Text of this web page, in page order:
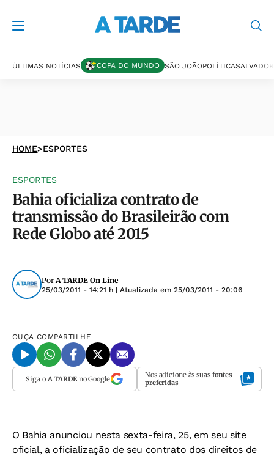
ÚLTIMAS NOTÍCIAS COPA DO MUNDO SÃO JOÃOPOLÍTICASALVADOR
HOME>ESPORTES
ESPORTES
Bahia oficializa contrato de
transmissão do Brasileirão com
Rede Globo até 2015
PorA TARDE On Line
25/03/2011 - 14:21 h | Atualizada em 25/03/2011 - 20:06
OUÇA COMPARTILHE
Siga o A TARDEno Google Nos adicione às suas fontes
preferidas
O Bahia anunciou nesta sexta-feira, 25, em seu site
oficial, a oficialização de seu contrato dos direitos de